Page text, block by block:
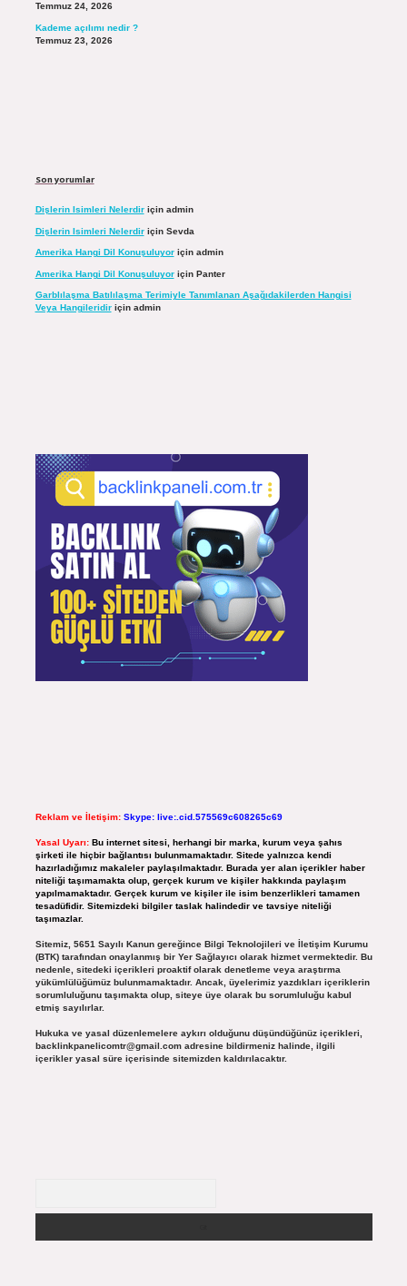
Temmuz 24, 2026
Kademe açılımı nedir ?
Temmuz 23, 2026
Son yorumlar
Dişlerin Isimleri Nelerdiriçin admin
Dişlerin Isimleri Nelerdiriçin Sevda
Amerika Hangi Dil Konuşuluyoriçin admin
Amerika Hangi Dil Konuşuluyoriçin Panter
Garblılaşma Batılılaşma Terimiyle Tanımlanan Aşağıdakilerden Hangisi
Veya Hangileridiriçin admin
Reklam ve İletişim: Skype: live:.cid.575569c608265c69
Yasal Uyarı: Bu internet sitesi, herhangi bir marka, kurum veya şahıs
şirketi ile hiçbir bağlantısı bulunmamaktadır. Sitede yalnızca kendi
hazırladığımız makaleler paylaşılmaktadır. Burada yer alan içerikler haber
niteliği taşımamakta olup, gerçek kurum ve kişiler hakkında paylaşım
yapılmamaktadır. Gerçek kurum ve kişiler ile isim benzerlikleri tamamen
tesadüfidir. Sitemizdeki bilgiler taslak halindedir ve tavsiye niteliği
taşımazlar.
Sitemiz, 5651 Sayılı Kanun gereğince Bilgi Teknolojileri ve İletişim Kurumu
(BTK) tarafından onaylanmış bir Yer Sağlayıcı olarak hizmet vermektedir. Bu
nedenle, sitedeki içerikleri proaktif olarak denetleme veya araştırma
yükümlülüğümüz bulunmamaktadır. Ancak, üyelerimiz yazdıkları içeriklerin
sorumluluğunu taşımakta olup, siteye üye olarak bu sorumluluğu kabul
etmiş sayılırlar.
Hukuka ve yasal düzenlemelere aykırı olduğunu düşündüğünüz içerikleri,
backlinkpanelicomtr@gmail.comadresine bildirmeniz halinde, ilgili
içerikler yasal süre içerisinde sitemizden kaldırılacaktır.